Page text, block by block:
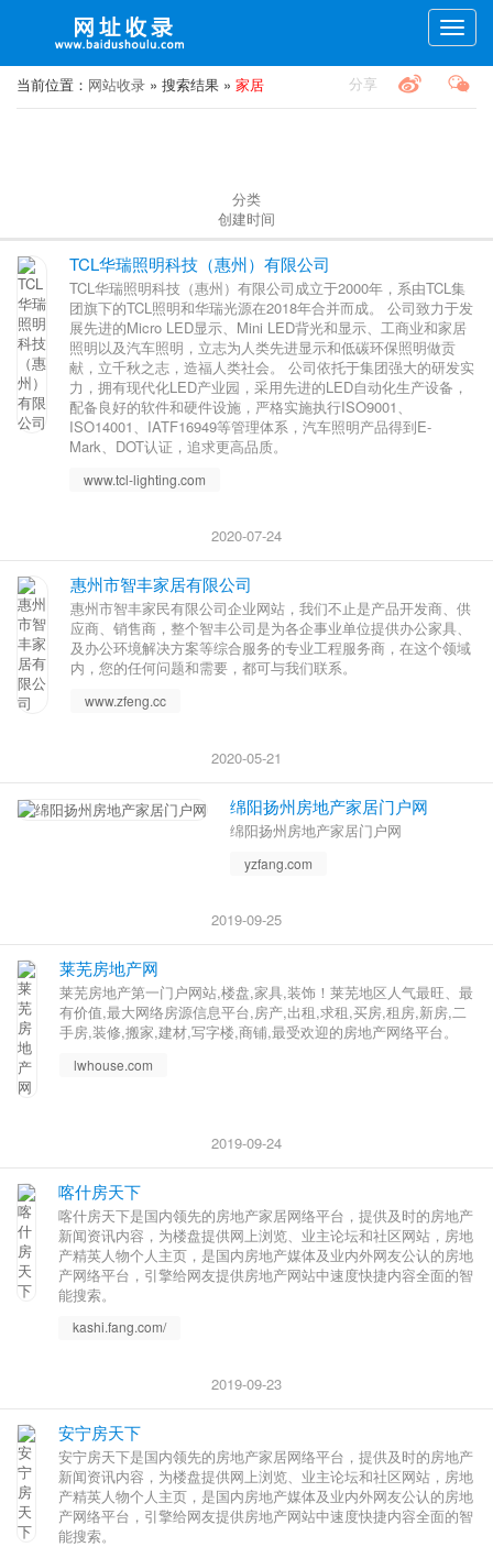
Toggle
分享
当前位置： 网站收录 » 搜索结果 » 家居
分类
创建时间
TCL华瑞照明科技（惠州）有限公司
TCL华瑞照明科技（惠州）有限公司成立于2000年，系由TCL集
团旗下的TCL照明和华瑞光源在2018年合并而成。 公司致力于发
展先进的Micro LED显示、Mini LED背光和显示、工商业和家居
照明以及汽车照明，立志为人类先进显示和低碳环保照明做贡
献，立千秋之志，造福人类社会。 公司依托于集团强大的研发实
力，拥有现代化LED产业园，采用先进的LED自动化生产设备，
配备良好的软件和硬件设施，严格实施执行ISO9001、
ISO14001、IATF16949等管理体系，汽车照明产品得到E-
Mark、DOT认证，追求更高品质。
www.tcl-lighting.com
2020-07-24
惠州市智丰家居有限公司
惠州市智丰家民有限公司企业网站，我们不止是产品开发商、供
应商、销售商，整个智丰公司是为各企事业单位提供办公家具、
及办公环境解决方案等综合服务的专业工程服务商，在这个领域
内，您的任何问题和需要，都可与我们联系。
www.zfeng.cc
2020-05-21
绵阳扬州房地产家居门户网
绵阳扬州房地产家居门户网
yzfang.com
2019-09-25
莱芜房地产网
莱芜房地产第一门户网站,楼盘,家具,装饰！莱芜地区人气最旺、最
有价值,最大网络房源信息平台,房产,出租,求租,买房,租房,新房,二
手房,装修,搬家,建材,写字楼,商铺,最受欢迎的房地产网络平台。
lwhouse.com
2019-09-24
喀什房天下
喀什房天下是国内领先的房地产家居网络平台，提供及时的房地产
新闻资讯内容，为楼盘提供网上浏览、业主论坛和社区网站，房地
产精英人物个人主页，是国内房地产媒体及业内外网友公认的房地
产网络平台，引擎给网友提供房地产网站中速度快捷内容全面的智
能搜索。
kashi.fang.com/
2019-09-23
安宁房天下
安宁房天下是国内领先的房地产家居网络平台，提供及时的房地产
新闻资讯内容，为楼盘提供网上浏览、业主论坛和社区网站，房地
产精英人物个人主页，是国内房地产媒体及业内外网友公认的房地
产网络平台，引擎给网友提供房地产网站中速度快捷内容全面的智
能搜索。